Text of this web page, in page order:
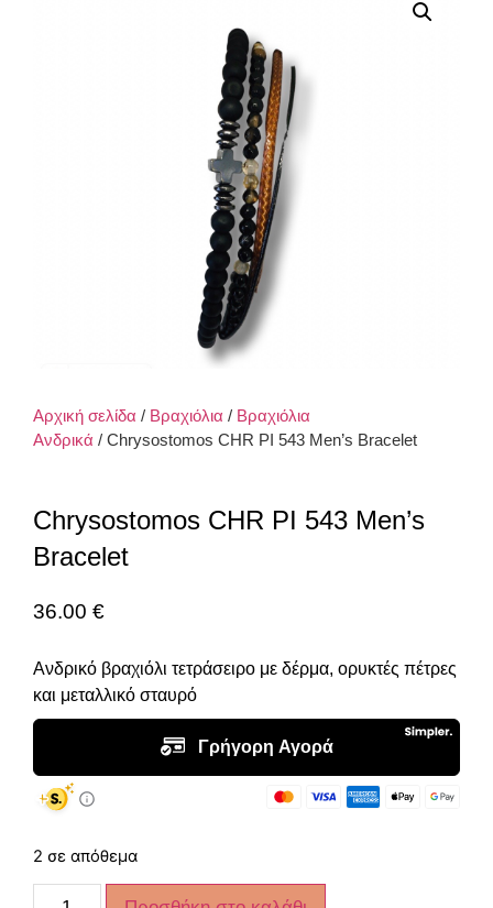
Αρχική σελίδα / Βραχιόλια / Βραχιόλια
Ανδρικά / Chrysostomos CHR PI 543 Men’s Bracelet
Chrysostomos CHR PI 543 Men’s
Bracelet
36.00 €
Ανδρικό βραχιόλι τετράσειρο με δέρμα, ορυκτές πέτρες
και μεταλλικό σταυρό
2 σε απόθεμα